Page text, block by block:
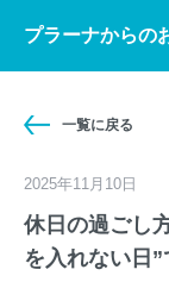
就労移行支援「プ
障がい者雇
支援内容
ご利用者に
施設情報
プラーナからの
一覧に戻る
2025年11月10日
休日の過ごし
を入れない日